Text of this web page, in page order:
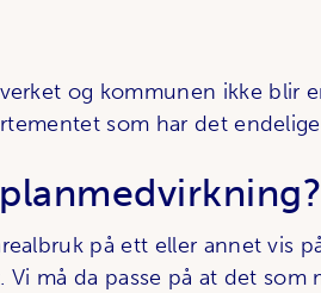
og kommunen ikke blir
som har det
på ett eller annet vis
Vi må da passe på at det